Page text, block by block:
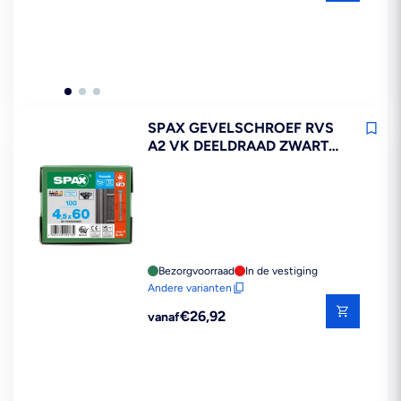
SPAX GEVELSCHROEF RVS
A2 VK DEELDRAAD ZWART
Bezorgvoorraad
In de vestiging
Andere varianten
Reguliere
vanaf€26,92